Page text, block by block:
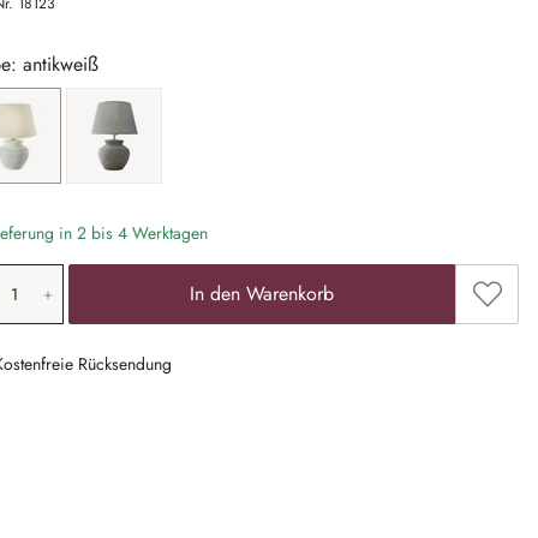
antikweiß
antikweiß grau
in 2 bis 4 Werktagen
Anzahl: Gib den gewünschten Wert
In den Warenkorb Zum
Rücksendung